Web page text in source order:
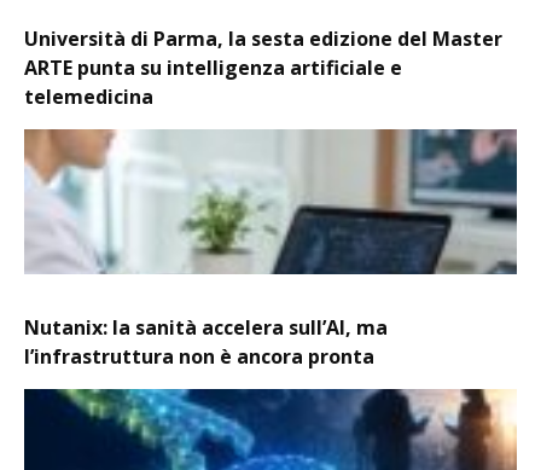
Università di Parma, la sesta edizione del Master
ARTE punta su intelligenza artificiale e
telemedicina
Nutanix: la sanità accelera sull’AI, ma
l’infrastruttura non è ancora pronta